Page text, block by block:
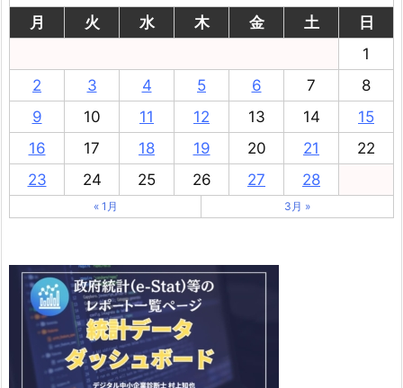
月
火 水 木 金 土
日
1
2
3 4 5 6 7
8
9
10 11 12 13 14
15
16
17 18 19 20 21
22
23
24 25 26 27 28
« 1月 3月 »